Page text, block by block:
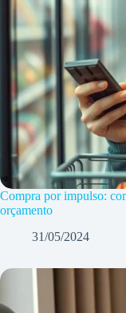
Compra por impulso:
orçamento
31/05/2024